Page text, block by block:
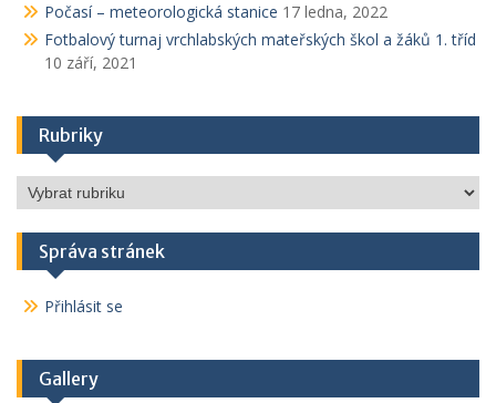
Počasí – meteorologická stanice 17 ledna, 2022
Fotbalový turnaj vrchlabských mateřských škol a žáků 1. tříd
10 září, 2021
Rubriky
Rubriky
Správa stránek
Přihlásit se
Gallery